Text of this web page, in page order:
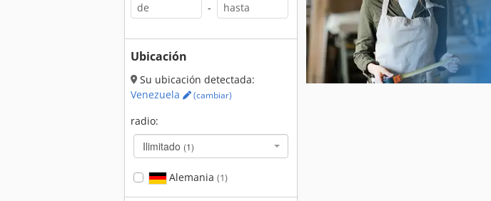
-
Ubicación
Su ubicación detectada:
Venezuela
(cambiar)
radio:
Ilimitado (1)
Alemania (1)